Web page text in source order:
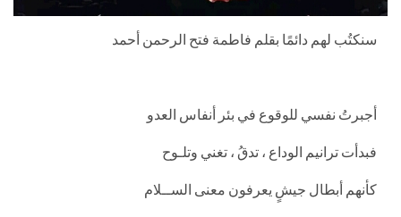
سنكتُب لهم دائمًا بقلم فاطمة فتح الرحمن أحمد
أجبرتُ نفسي للوقوع في بئر أنفاس العدو
فبدأت ترانيم الوداع ، تدقُ ، تغني وتلـوح
كأنهم أبطال جيشٍ يعرفون معنى الســلام